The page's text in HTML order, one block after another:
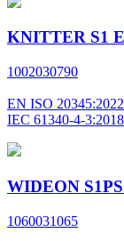
KNITTER S1
1002030790
EN ISO
IEC 61340-4-3:2018
WIDEON
1060031065